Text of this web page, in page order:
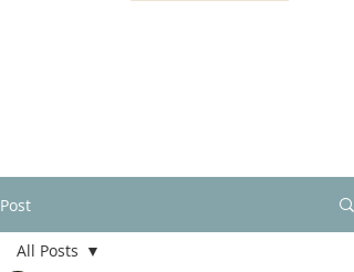
Post
All Posts